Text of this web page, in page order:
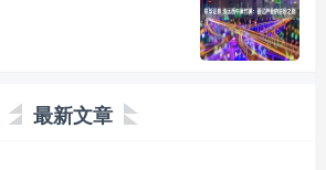
最新文章